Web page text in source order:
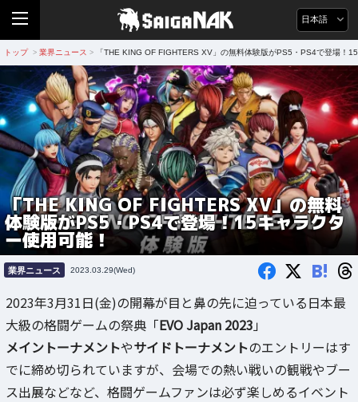
日本語
トップ > 業界ニュース > 「THE KING OF FIGHTERS XV」の無料体験版がPS5・PS4で登場！
「THE KING OF FIGHTERS XV」の無料
体験版がPS5・PS4で登場！15キャラクタ
ー使用可能！
業界ニュース 2023.03.29(Wed) B!
2023年3月31日(金)の開幕が目と鼻の先に迫っている日本最
大級の格闘ゲームの祭典「EVO Japan 2023 」
メイントーナメントやサイドトーナメントのエントリーはす
でに締め切られていますが、会場での熱い戦いの観戦やブー
ス出展などなど、格闘ゲームファンは必ず楽しめるイベント